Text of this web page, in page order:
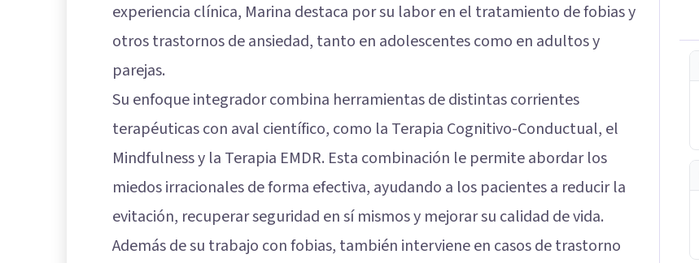
experiencia clínica, Marina destaca por su labor en el tratamiento de fobias y
otros trastornos de ansiedad, tanto en adolescentes como en adultos y
parejas.
Su enfoque integrador combina herramientas de distintas corrientes
terapéuticas con aval científico, como la Terapia Cognitivo-Conductual, el
Mindfulness y la Terapia EMDR. Esta combinación le permite abordar los
miedos irracionales de forma efectiva, ayudando a los pacientes a reducir la
evitación, recuperar seguridad en sí mismos y mejorar su calidad de vida.
Además de su trabajo con fobias, también interviene en casos de trastorno